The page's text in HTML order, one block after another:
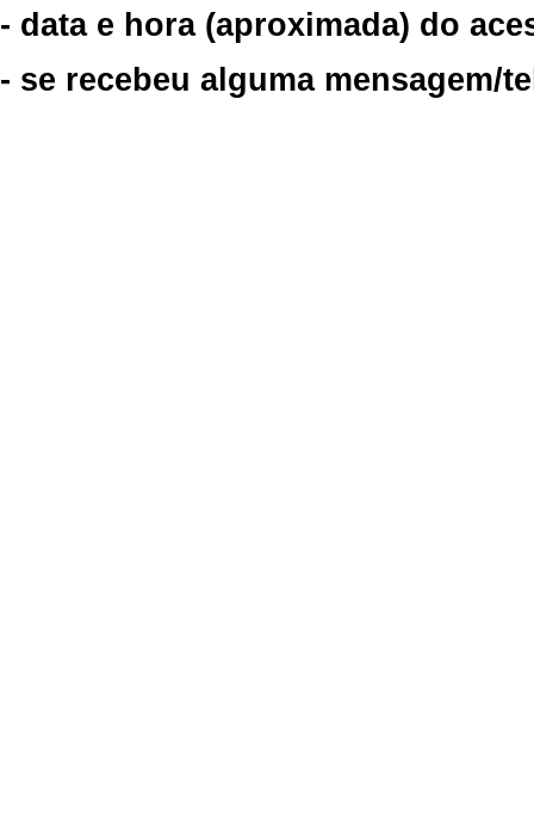
- data e hora (aproximada) do
- se recebeu alguma mensagem/